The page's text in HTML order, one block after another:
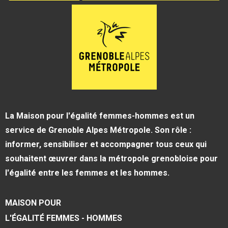
La Maison pour l'égalité femmes-hommes est un
service de Grenoble Alpes Métropole. Son rôle :
informer, sensibiliser et accompagner tous ceux qui
souhaitent œuvrer dans la métropole grenobloise pour
l'égalité entre les femmes et les hommes.
MAISON POUR
L'ÉGALITÉ FEMMES - HOMMES